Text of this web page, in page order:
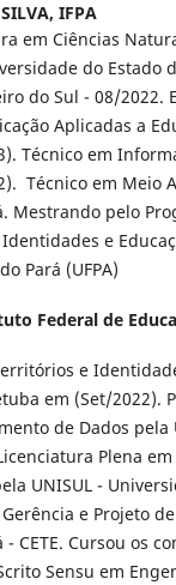
IFPA
em Ciências
do Estado
do Sul - 08/2022.
Aplicadas a
Técnico em
Técnico em Meio
Mestrando pelo
e
Pará (UFPA)
Federal de
e
em (Set/2022).
de Dados
Plena
UNISUL -
e Projeto
CETE. Cursou os
Sensu em